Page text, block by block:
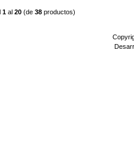
1 al 20 (de 38 productos)